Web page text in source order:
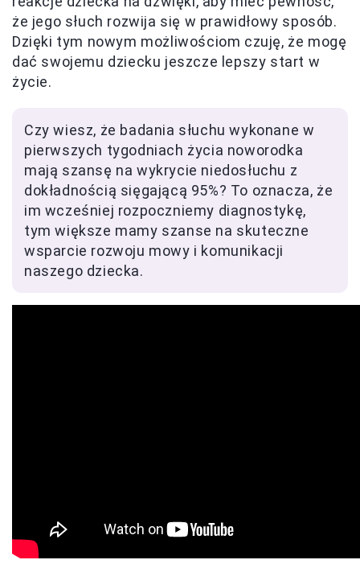
że jego słuch rozwija się w prawidłowy sposób.
Dzięki tym nowym możliwościom czuję, że mogę
dać swojemu dziecku jeszcze lepszy start w
życie.
Czy wiesz, że badania słuchu wykonane w
pierwszych tygodniach życia noworodka
mają szansę na wykrycie niedosłuchu z
dokładnością sięgającą 95%? To oznacza, że
im wcześniej rozpoczniemy diagnostykę,
tym większe mamy szanse na skuteczne
wsparcie rozwoju mowy i komunikacji
naszego dziecka.